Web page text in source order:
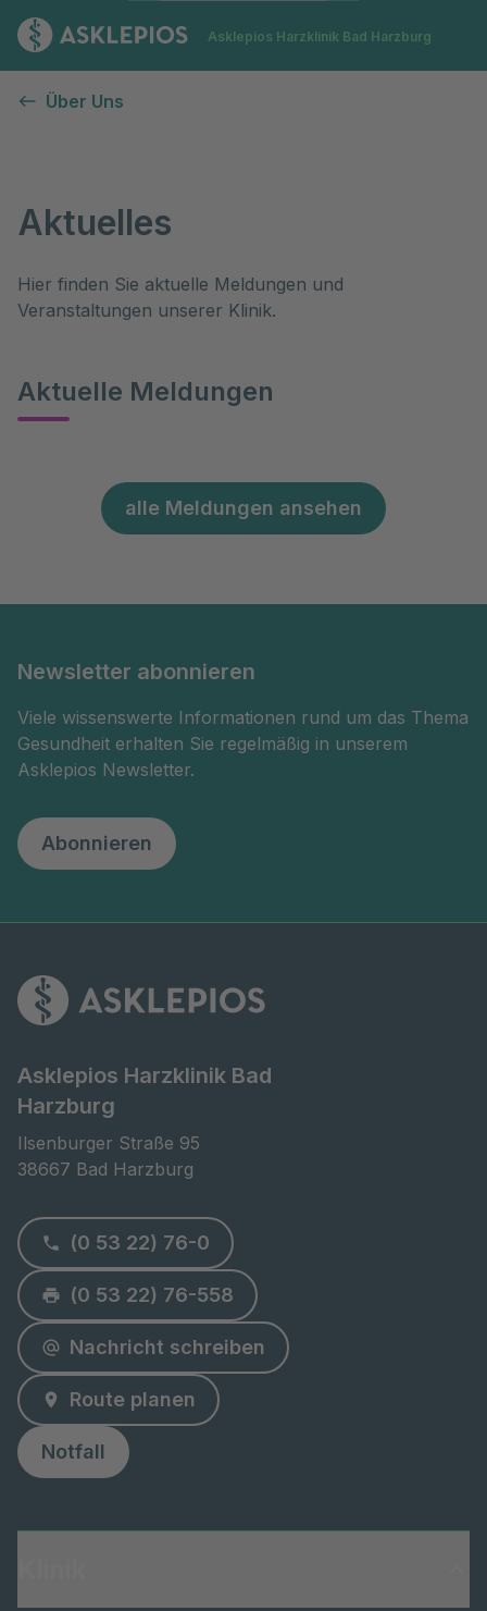
Zur Startseite
Asklepios Harzklinik Bad Harzburg
Über Uns
Aktuelles
Hier finden Sie aktuelle Meldungen und
Veranstaltungen unserer Klinik.
Aktuelle Meldungen
alle Meldungen ansehen
Newsletter abonnieren
Viele wissenswerte Informationen rund um das Thema
Gesundheit erhalten Sie regelmäßig in unserem
Asklepios Newsletter.
Abonnieren
Asklepios Harzklinik Bad
Harzburg
Ilsenburger Straße 95
38667 Bad Harzburg
(0 53 22) 76-0
(0 53 22) 76-558
Nachricht schreiben
Route planen
Notfall